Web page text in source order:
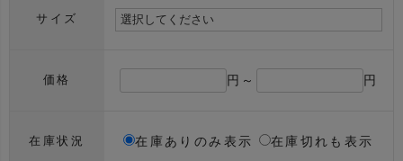
サイズ
価格 円～ 円
在庫状況 在庫ありのみ表示 在庫切れも表示